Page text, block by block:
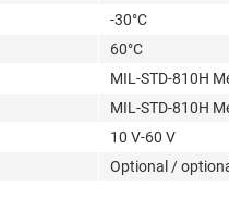
-30°C
60°C
MIL-STD-810H
MIL-STD-810H
10 V-60 V
Optional /